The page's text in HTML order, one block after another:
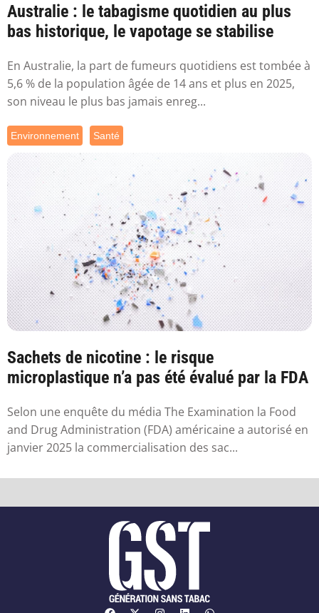
Australie : le tabagisme quotidien au plus
bas historique, le vapotage se stabilise
En Australie, la part de fumeurs quotidiens est tombée à
5,6 % de la population âgée de 14 ans et plus en 2025,
son niveau le plus bas jamais enreg...
Environnement Santé
Sachets de nicotine : le risque
microplastique n’a pas été évalué par la FDA
Selon une enquête du média The Examination la Food
and Drug Administration (FDA) américaine a autorisé en
janvier 2025 la commercialisation des sac...